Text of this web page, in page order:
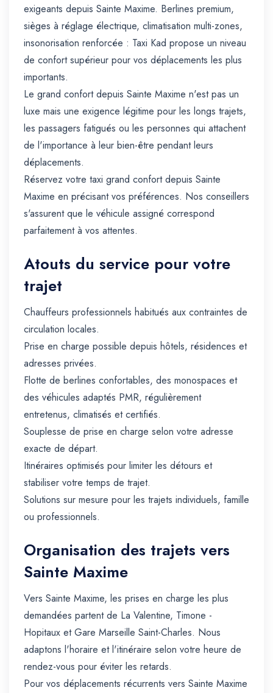
exigeants depuis Sainte Maxime. Berlines premium,
sièges à réglage électrique, climatisation multi-zones,
insonorisation renforcée : Taxi Kad propose un niveau
de confort supérieur pour vos déplacements les plus
importants.
Le grand confort depuis Sainte Maxime n'est pas un
luxe mais une exigence légitime pour les longs trajets,
les passagers fatigués ou les personnes qui attachent
de l'importance à leur bien-être pendant leurs
déplacements.
Réservez votre taxi grand confort depuis Sainte
Maxime en précisant vos préférences. Nos conseillers
s'assurent que le véhicule assigné correspond
parfaitement à vos attentes.
Atouts du service pour votre
trajet
Chauffeurs professionnels habitués aux contraintes de
circulation locales.
Prise en charge possible depuis hôtels, résidences et
adresses privées.
Flotte de berlines confortables, des monospaces et
des véhicules adaptés PMR, régulièrement
entretenus, climatisés et certifiés.
Souplesse de prise en charge selon votre adresse
exacte de départ.
Itinéraires optimisés pour limiter les détours et
stabiliser votre temps de trajet.
Solutions sur mesure pour les trajets individuels, famille
ou professionnels.
Organisation des trajets vers
Sainte Maxime
Vers Sainte Maxime, les prises en charge les plus
demandées partent de La Valentine, Timone -
Hopitaux et Gare Marseille Saint-Charles. Nous
adaptons l'horaire et l'itinéraire selon votre heure de
rendez-vous pour éviter les retards.
Pour vos déplacements récurrents vers Sainte Maxime